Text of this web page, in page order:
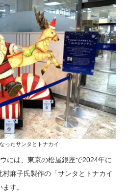
ったサンタとトナカイ
には、東京の松屋銀座で2024年に
麻子氏製作の「サンタとトナカイ
す。